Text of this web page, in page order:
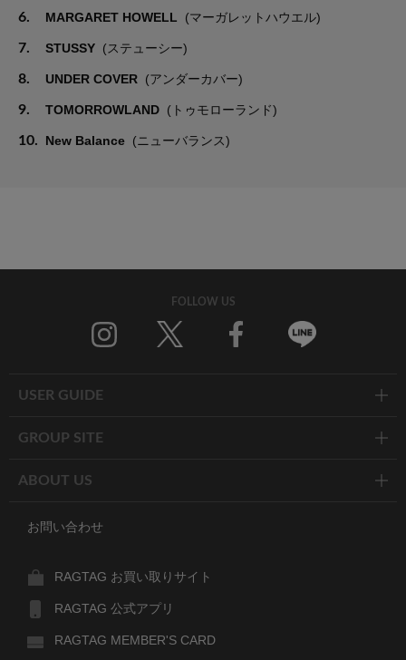
6. MARGARET HOWELL (マーガレットハウエル)
7. STUSSY (ステューシー)
8. UNDER COVER (アンダーカバー)
9. TOMORROWLAND (トゥモローランド)
10. New Balance (ニューバランス)
FOLLOW US
USER GUIDE
GROUP SITE
ABOUT US
お問い合わせ
RAGTAG お買い取りサイト
RAGTAG 公式アプリ
RAGTAG MEMBER'S CARD